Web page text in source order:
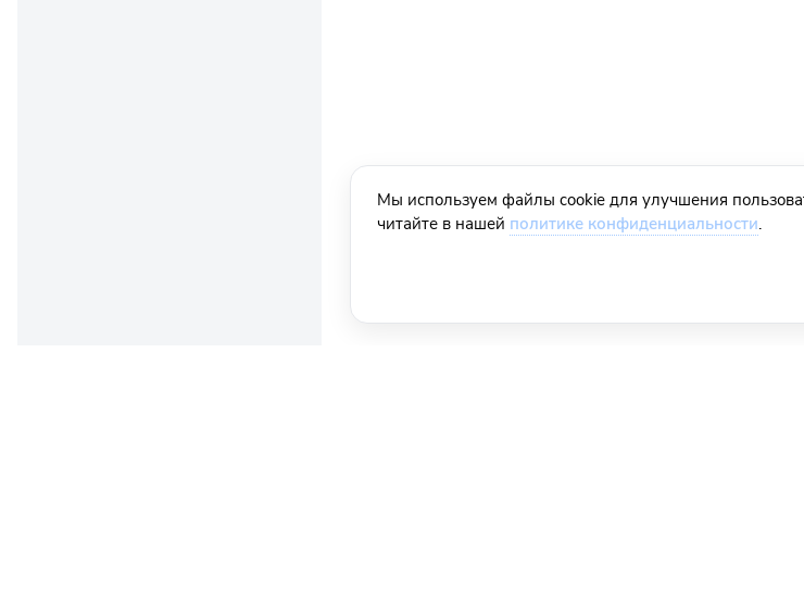
Мы используем файлы cookie для улучшения
читайте в нашей политике конфиденциальности.